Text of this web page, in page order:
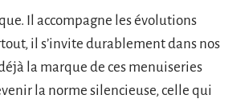
Il accompagne les évolutions
il s’invite durablement dans nos
la marque de ces menuiseries
la norme silencieuse, celle qui